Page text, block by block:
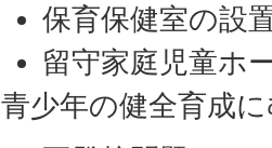
保育保健室の設
留守家庭児童ホ
青少年の健全育成